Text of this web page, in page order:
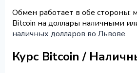
Обмен работает в обе стороны:
Bitcoin на доллары наличными
наличных долларов во Львове.
Курс Bitcoin /